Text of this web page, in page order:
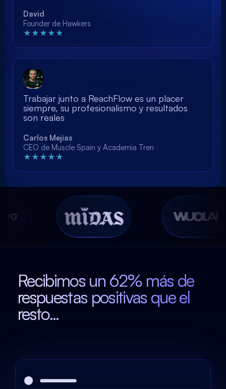
David
Founder de Hawkers
★★★★★
Trabajar junto a ReachFlow es un placer
siempre, su profesionalismo y resultados
son reales
Carlos Mejías
CEO de Muscle Spain y Academia Tren
★★★★★
Recibimos un 62% más de
respuestas positivas que el
resto...